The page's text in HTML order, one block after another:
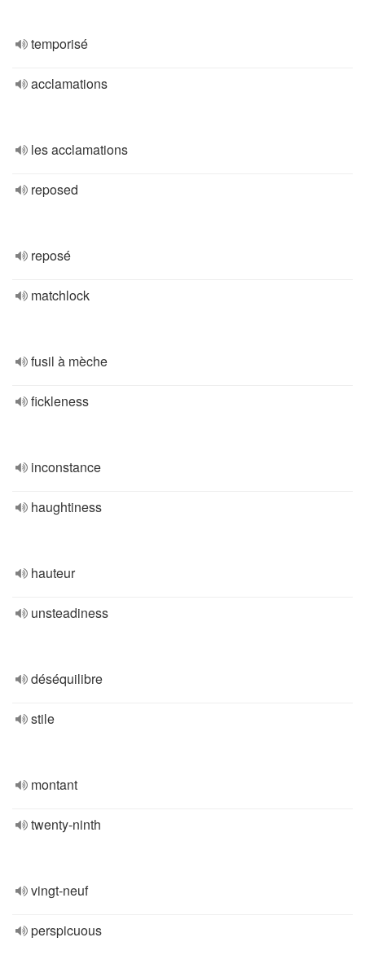
temporisé
acclamations
les acclamations
reposed
reposé
matchlock
fusil à mèche
fickleness
inconstance
haughtiness
hauteur
unsteadiness
déséquilibre
stile
montant
twenty-ninth
vingt-neuf
perspicuous